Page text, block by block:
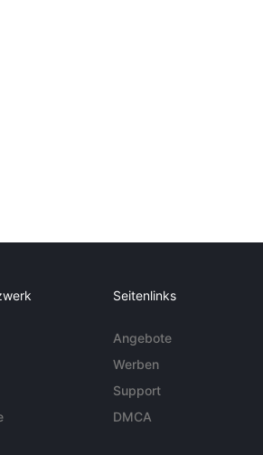
Seitenlinks
Angebote
Werben
Support
DMCA